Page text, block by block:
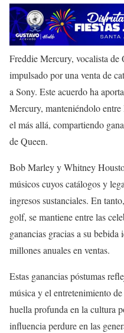
Freddie Mercury, vocalista de
impulsado por una venta de
a Sony. Este acuerdo ha
Mercury, manteniéndolo entre
el más allá, compartiendo
de Queen.
Bob Marley y Whitney
músicos cuyos catálogos y
ingresos sustanciales. En
golf, se mantiene entre las
ganancias gracias a su
millones anuales en ventas.
Estas ganancias póstumas
música y el entretenimiento
huella profunda en la cultura
influencia perdure en las